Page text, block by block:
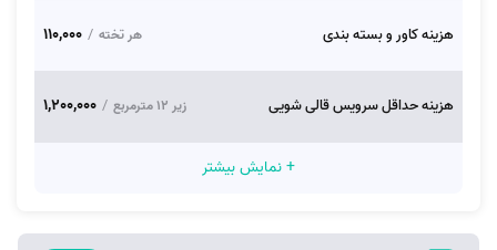
هزینه کاور و بسته بندی هر تخته /
110,000
هزینه حداقل سرویس قالی شویی زیر ۱۲ مترمربع /
1,200,000
+ نمایش بیشتر